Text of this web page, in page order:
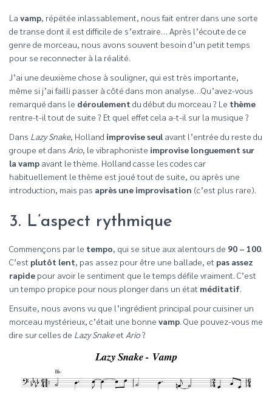
La vamp, répétée inlassablement, nous fait entrer dans une sorte
de transe dont il est difficile de s’extraire… Après l’écoute de ce
genre de morceau, nous avons souvent besoin d’un petit temps
pour se reconnecter à la réalité.
J’ai une deuxième chose à souligner, qui est très importante,
même si j’ai failli passer à côté dans mon analyse…Qu’avez-vous
remarqué dans le déroulement du début du morceau ? Le thème
rentre-t-il tout de suite ? Et quel effet cela a-t-il sur la musique ?
Dans Lazy Snake, Holland improvise seul avant l’entrée du reste du
groupe et dans Ario, le vibraphoniste improvise longuement sur
la vamp avant le thème. Holland casse les codes car
habituellement le thème est joué tout de suite, ou après une
introduction, mais pas après une improvisation (c’est plus rare).
3. L’aspect rythmique
Commençons par le tempo, qui se situe aux alentours de 90 – 100.
C’est plutôt lent, pas assez pour être une ballade, et pas assez
rapide pour avoir le sentiment que le temps défile vraiment. C’est
un tempo propice pour nous plonger dans un état méditatif.
Ensuite, nous avons vu que l’ingrédient principal pour cuisiner un
morceau mystérieux, c’était une bonne vamp. Que pouvez-vous me
dire sur celles de Lazy Snakeet Ario?